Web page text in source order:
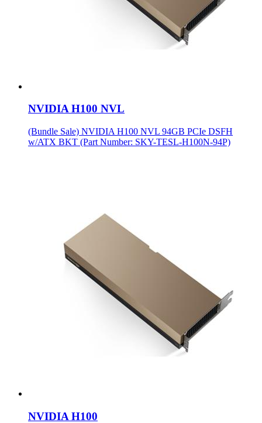
NVIDIA H100 NVL
(Bundle Sale) NVIDIA H100 NVL 94GB PCIe DSFH
w/ATX BKT (Part Number: SKY-TESL-H100N-94P)
NVIDIA H100